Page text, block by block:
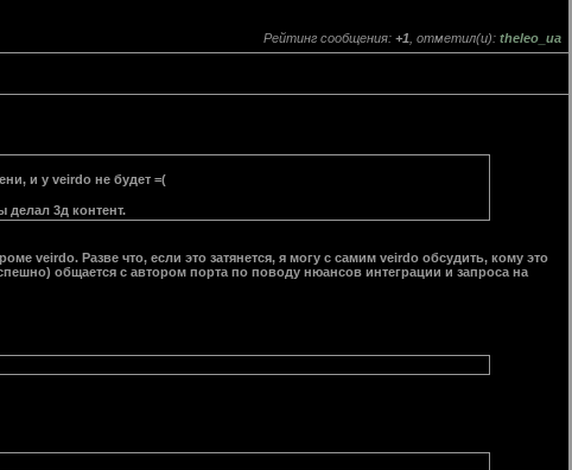
Рейтинг сообщения: +1 , отметил(и): theleo_ua
и у veirdo не будет =(
делал 3д контент.
veirdo. Разве что, если это затянется, я могу с самим veirdo обсудить, кому это
общается с автором порта по поводу нюансов интеграции и запроса на